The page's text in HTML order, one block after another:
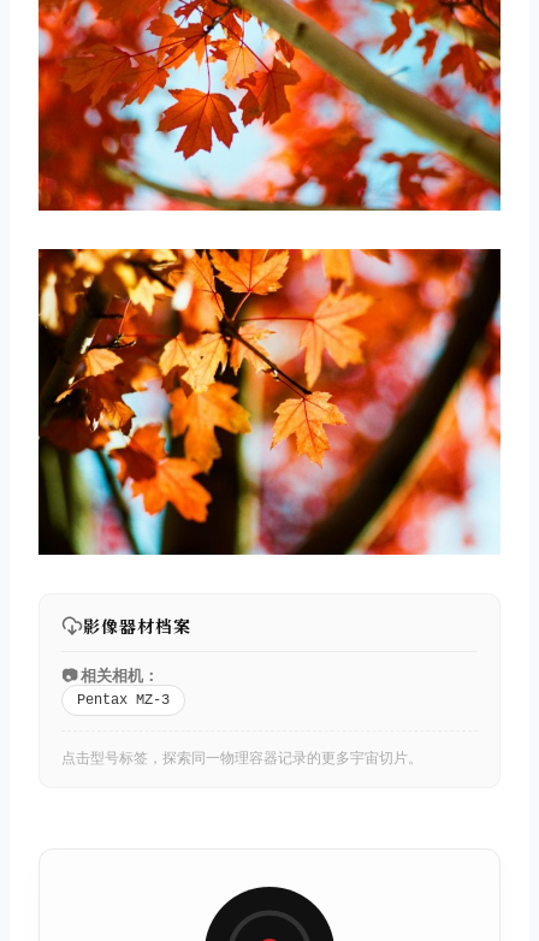
影像器材档案
📷 相关相机：
Pentax MZ-3
点击型号标签，探索同一物理容器记录的更多宇宙切片。